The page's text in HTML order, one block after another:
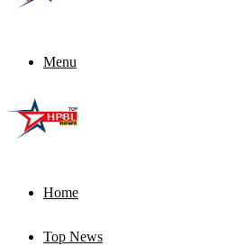
Menu
Home
Top News